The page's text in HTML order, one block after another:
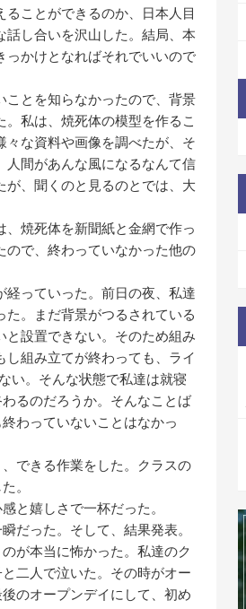
ことができるのか、日本人目
し合いを沢山した。結局、本
っかけとなればそれでいいので
とを知らなかったので、背景
私は、焼死体の模型を作るこ
々な資料や画像を調べたが、そ
人間があんな風になるなんて信
が、聞くのと見るのとでは、大
焼死体を新聞紙と金網で作っ
ので、終わっていなかった他の
っていった。前日の夜、私達
。まだ背景がつるされている
設置できない。そのため組み
組み立てが終わっても、ライ
い。そんな状態で私達は就寝
るのだろうか。そんなことば
わっていないことはなかっ
できる作業をした。クラスの
。
と嬉しさで一杯だった。
だった。そして、結果発表。
が本当に怖かった。私達のク
二人で泣いた。その時がオー
のオープンデイにして、初め